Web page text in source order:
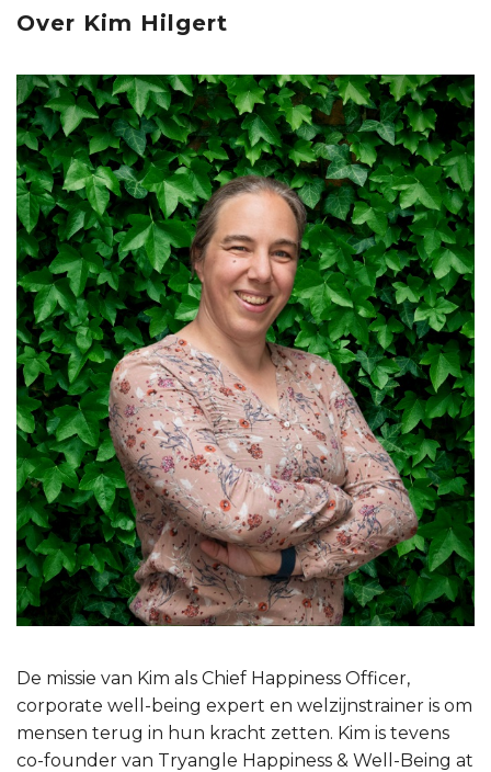
Over Kim Hilgert
De missie van Kim als Chief Happiness Officer,
corporate well-being expert en welzijnstrainer is om
mensen terug in hun kracht zetten. Kim is tevens
co-founder van Tryangle Happiness & Well-Being at